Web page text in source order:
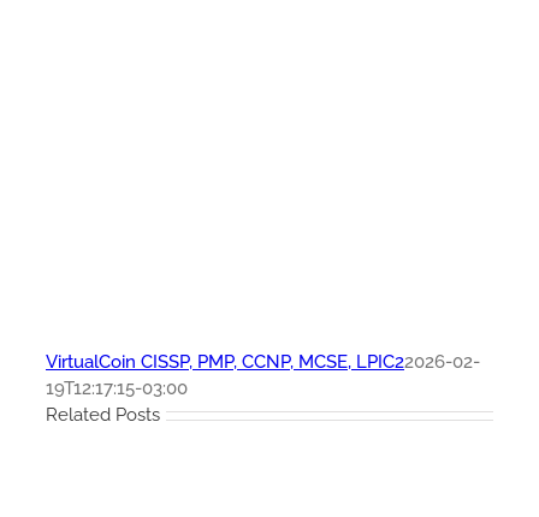
VirtualCoin CISSP, PMP, CCNP, MCSE, LPIC22026-02-
19T12:17:15-03:00
Related Posts